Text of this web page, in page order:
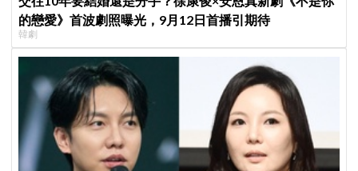
的戀愛》首波劇照曝光，9月12日首播引期待
韓劇